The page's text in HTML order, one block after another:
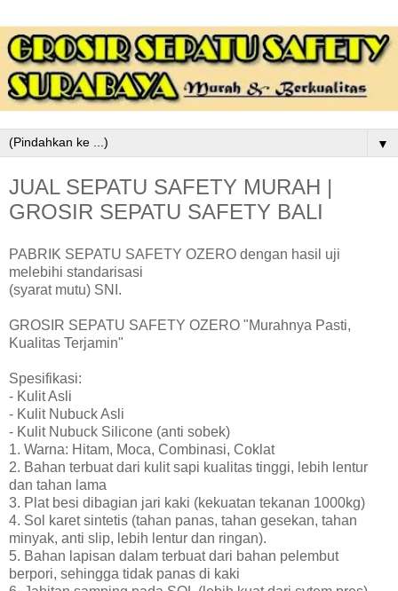
▼
JUAL SEPATU SAFETY MURAH |
GROSIR SEPATU SAFETY BALI
PABRIK SEPATU SAFETY OZERO dengan hasil uji
melebihi standarisasi
(syarat mutu) SNI.
GROSIR SEPATU SAFETY OZERO "Murahnya Pasti,
Kualitas Terjamin"
Spesifikasi:
- Kulit Asli
- Kulit Nubuck Asli
- Kulit Nubuck Silicone (anti sobek)
1. Warna: Hitam, Moca, Combinasi, Coklat
2. Bahan terbuat dari kulit sapi kualitas tinggi, lebih lentur
dan tahan lama
3. Plat besi dibagian jari kaki (kekuatan tekanan 1000kg)
4. Sol karet sintetis (tahan panas, tahan gesekan, tahan
minyak, anti slip, lebih lentur dan ringan).
5. Bahan lapisan dalam terbuat dari bahan pelembut
berpori, sehingga tidak panas di kaki